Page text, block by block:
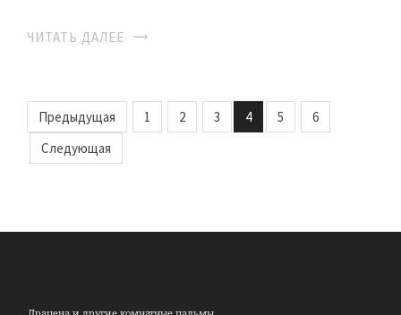
ЧИТАТЬ ДАЛЕЕ
Предыдущая 1 2 3 4 5
6
Следующая